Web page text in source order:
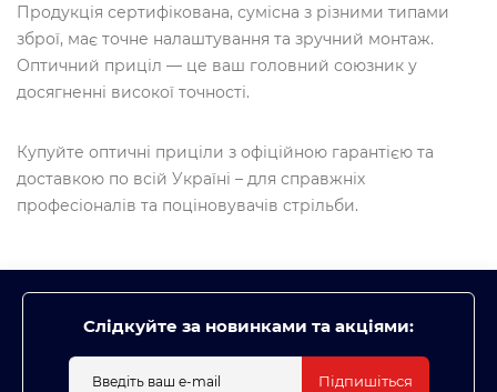
Продукція сертифікована, сумісна з різними типами
зброї, має точне налаштування та зручний монтаж.
Оптичний приціл — це ваш головний союзник у
досягненні високої точності.
Купуйте оптичні приціли з офіційною гарантією та
доставкою по всій Україні – для справжніх
професіоналів та поціновувачів стрільби.
Слідкуйте за новинками та акціями:
Підпишіться